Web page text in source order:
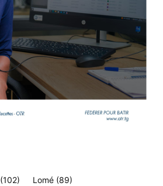
(102) Lomé (89)